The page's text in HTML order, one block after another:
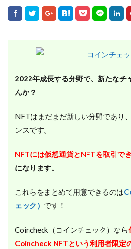
2022年成長する分野で、新たなチ
んか？
NFTはまだまだ新しい分野であり
ンスです。
NFTには仮想通貨とNFTを取引で
になります。
これらをまとめて用意できるのは
ェック） です！
Coincheck（コインチェック）なら
Coincheck NFTという利用者限定